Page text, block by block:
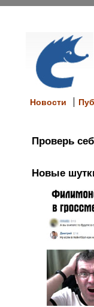
Новости
Проверь
Новые